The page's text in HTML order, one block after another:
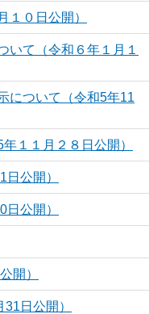
１０日公開）
いて（令和６年１月１
について（令和5年11
１１月２８日公開）
公開）
公開）
開）
日公開）